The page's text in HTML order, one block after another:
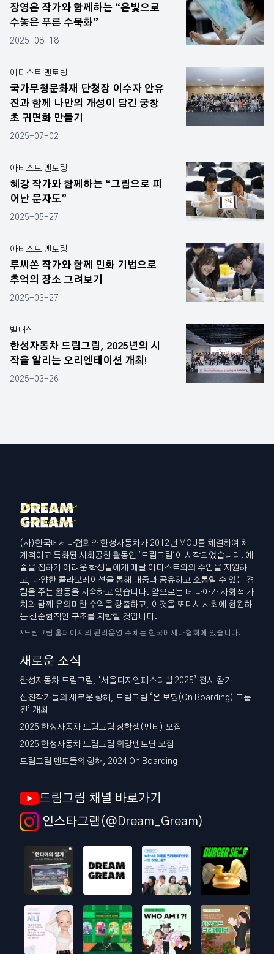
장영은 작가와 함께하는 “은빛으로
수놓은 푸른 수묵화”
2025-08-18
아티스트 멘토링
국가무형문화재 단청장 이수자 안유
진과 함께 나만의 개성이 담긴 궁창
초 귀면화 만들기
2025-07-02
아티스트 멘토링
혜강 작가와 함께하는 “그림으로 피
어난 문자도”
2025-05-27
아티스트 멘토링
루씨쏜 작가와 함께 민화 기법으로
추억의 장소 그려보기
2025-03-27
발대식
한성자동차 드림그림, 2025년의 시
작을 알리는 오리엔테이션 개최!
2025-03-26
(사)한국메세나협회와 한성자동차가 2012년 MOU를 체결하여 체
계적이고 특화된 사회공헌 활동인 '드림그림'이 시작되었습니다. 예
술을 접하기 어려운 학생들에게 매달 아티스트와의 수업을 지원하
고, 다양한 콜라보레이션을 통해 대중과 공유하고 소통할 수 있는 경
험을 주는 활동을 지속하고 있습니다. 앞으로는 더 나아가 사회적 가
치와 함께 유의미한 수익을 창출하고, 이것을 또다시 사회에 환원하
는 선순환적인 구조를 지향할 것입니다.
*드림그림 홈페이지의 관리운영 주체는 한국메세나협회에 있습니다.
새로운 소식
한성자동차 드림그림, ‘서울디자인페스티벌 2025’ 전시 참가
신진작가들의 새로운 항해, 드림그림 ‘온 보딩(On Boarding) 그룹
전’ 개최
2025 한성자동차 드림그림 장학생(멘티) 모집
2025 한성자동차 드림그림 희망멘토단 모집
드림그림 멘토들의 항해, 2024 On Boarding
드림그림 채널 바로가기
인스타그램(@Dream_Gream)